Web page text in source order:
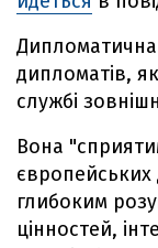
Дипломатична
дипломатів,
службі
Вона
європейських
глибоким
цінностей,